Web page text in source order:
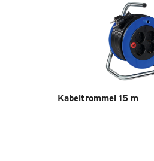
Kabeltrommel 15 m